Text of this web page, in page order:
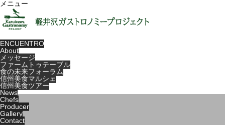
メニュー
ENCUENTRO
About
メッセージ
ファームトゥテーブル
食の未来フォーラム
信州美食マルシェ
信州美食ツアー
News
Chefs
Producer
Gallery
Contact